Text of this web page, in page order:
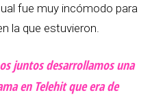
fue muy incómodo para
la que estuvieron.
juntos desarrollamos una
en Telehit que era de